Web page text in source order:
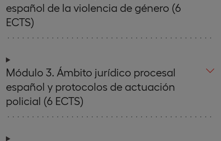
español de la violencia de género (6
ECTS)
Módulo 3. Ámbito jurídico procesal
español y protocolos de actuación
policial (6 ECTS)